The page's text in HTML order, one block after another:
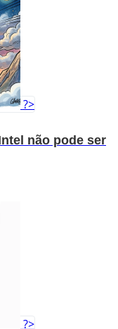
?>
não pode ser
?>